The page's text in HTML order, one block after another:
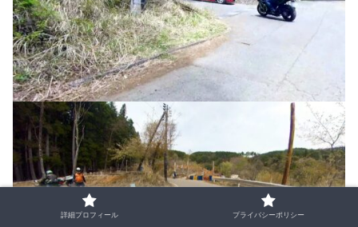
詳細プロフィール プライバシーポリシー